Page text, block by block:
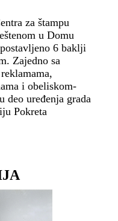
za štampu
u Domu
6 baklji
Zajedno sa
i obeliskom-
deo uređenja grada
Pokreta